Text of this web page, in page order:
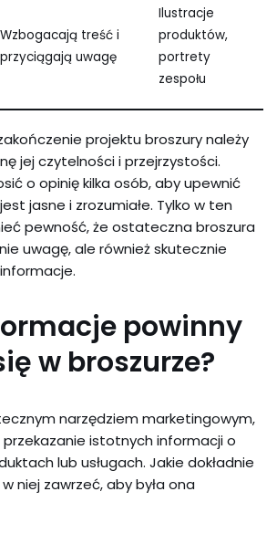
Wzbogacają treść i
przyciągają uwagę
Ilustracje
produktów,
portrety
zespołu
projektu broszury należy
jej czytelności i przejrzystości.
o opinię kilka osób, aby upewnić
jasne i zrozumiałe. Tylko w ten
pewność, że ostateczna broszura
uwagę, ale również skutecznie
powinny
w broszurze?
narzędziem marketingowym,
istotnych informacji o
lub usługach. Jakie dokładnie
niej zawrzeć, aby była ona